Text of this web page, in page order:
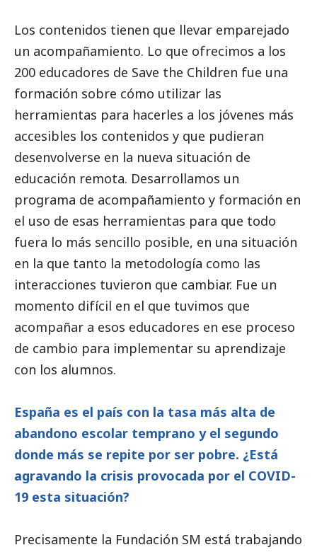
Los contenidos tienen que llevar emparejado
un acompañamiento. Lo que ofrecimos a los
200 educadores de Save the Children fue una
formación sobre cómo utilizar las
herramientas para hacerles a los jóvenes más
accesibles los contenidos y que pudieran
desenvolverse en la nueva situación de
educación remota. Desarrollamos un
programa de acompañamiento y formación en
el uso de esas herramientas para que todo
fuera lo más sencillo posible, en una situación
en la que tanto la metodología como las
interacciones tuvieron que cambiar. Fue un
momento difícil en el que tuvimos que
acompañar a esos educadores en ese proceso
de cambio para implementar su aprendizaje
con los alumnos.
España es el país con la tasa más alta de
abandono escolar temprano y el segundo
donde más se repite por ser pobre. ¿Está
agravando la crisis provocada por el COVID-
19 esta situación?
Precisamente la Fundación SM está trabajando